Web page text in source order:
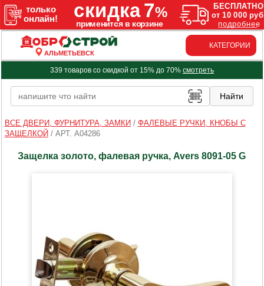
АЛЬМЕТЬЕВСК
КАТЕГОРИИ
339 товаров со скидкой от 15% до 70% смотреть
ВСЕ ДВЕРИ, ФУРНИТУРА, ЗАМКИ / ФАЛЕВЫЕ РУЧКИ, КНОБЫ С
ЗАЩЕЛКОЙ / АРТ. A04286
Защелка золото, фалевая ручка, Avers 8091-05 G